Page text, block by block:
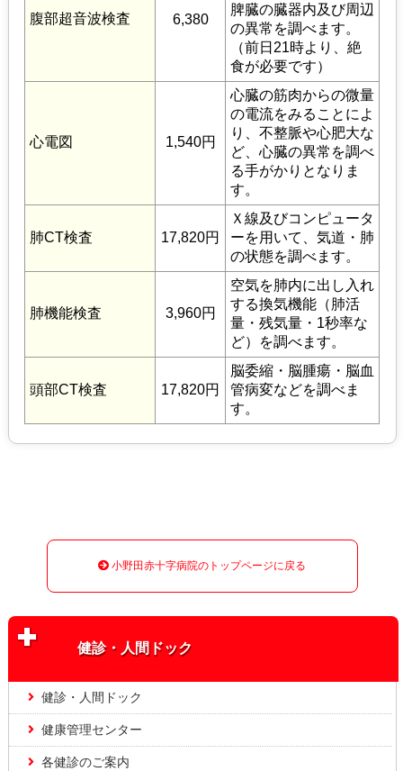
腹部超音波検査 6,380
脾臓の臓器内及び周辺
の異常を調べます。
（前日21時より、絶
食が必要です）
心電図 1,540円
心臓の筋肉からの微量
の電流をみることによ
り、不整脈や心肥大な
ど、心臓の異常を調べ
る手がかりとなりま
す。
肺CT検査 17,820円
Ｘ線及びコンピュータ
ーを用いて、気道・肺
の状態を調べます。
肺機能検査 3,960円
空気を肺内に出し入れ
する換気機能（肺活
量・残気量・1秒率な
ど）を調べます。
頭部CT検査 17,820円
脳委縮・脳腫瘍・脳血
管病変などを調べま
す。
小野田赤十字病院のトップページに戻る
健診・人間ドック
健診・人間ドック
健康管理センター
各健診のご案内